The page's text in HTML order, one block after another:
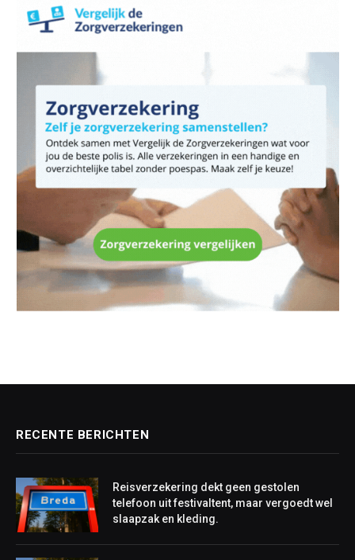
RECENTE BERICHTEN
Reisverzekering dekt geen gestolen
telefoon uit festivaltent, maar vergoedt wel
slaapzak en kleding.